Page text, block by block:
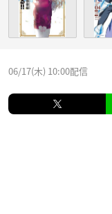
06/17(木) 10:00配信